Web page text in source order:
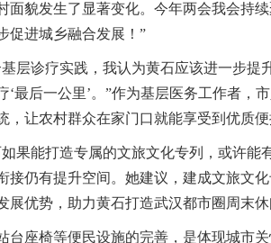
面貌发生了显著变化。今年两会我会持
促进城乡融合发展！”
基层诊疗实践，我认为黄石应该进一步
‘最后一公里’。”作为基层医务工作者，
，让农村群众在家门口就能享受到优质
如果能打造专属的文旅文化专列，或许
接仍有提升空间。她建议，建成文旅文
展优势，助力黄石打造武汉都市圈周末休
台座椅等便民设施的完善，是体现城市